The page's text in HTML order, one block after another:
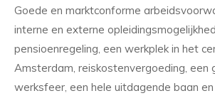
Goede en marktconforme
interne en externe
pensioenregeling, een werkplek in het
Amsterdam, reiskostenvergoeding, een
werksfeer, een hele uitdagende baan